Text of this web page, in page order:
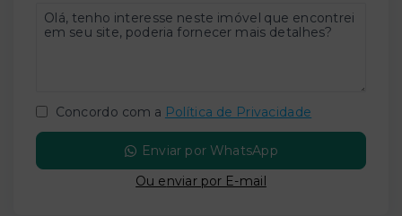
Concordo com a Política de Privacidade
Enviar por WhatsApp
Ou enviar por E-mail